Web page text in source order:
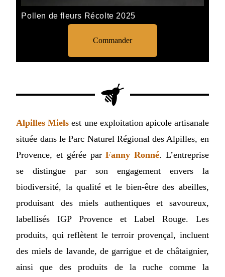
Pollen de fleurs Récolte 2025
Commander
Alpilles Miels est une exploitation apicole artisanale
située dans le Parc Naturel Régional des Alpilles, en
Provence, et gérée parFanny Ronné. L’entreprise
se distingue par son engagement envers la
biodiversité, la qualité et le bien-être des abeilles,
produisant des miels authentiques et savoureux,
labellisés IGP Provence et Label Rouge. Les
produits, qui reflètent le terroir provençal, incluent
des miels de lavande, de garrigue et de châtaignier,
ainsi que des produits de la ruche comme la